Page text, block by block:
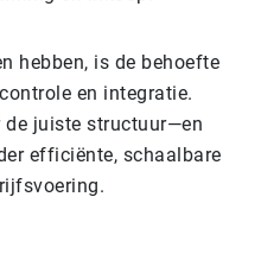
hebben, is de behoefte
en integratie.
de juiste structuur—en
efficiënte, schaalbare